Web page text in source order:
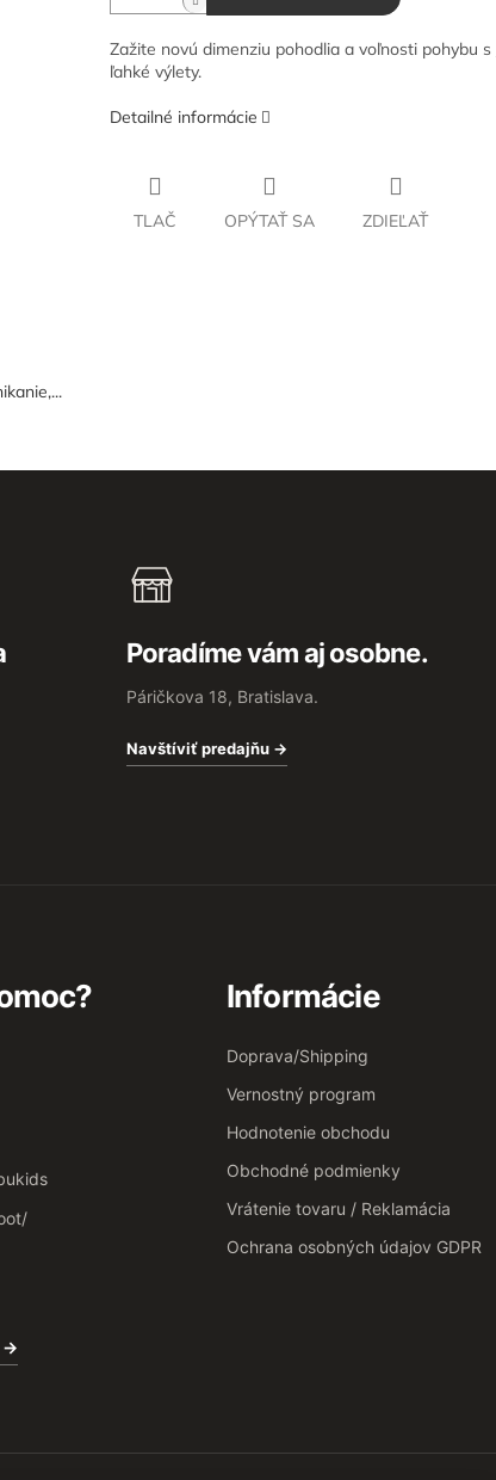
Zažite novú dimenziu pohodlia a voľnosti pohybu s
ľahké výlety.
Detailné informácie
TLAČ OPÝTAŤ SA ZDIEĽAŤ
Poradíme vám aj osobne.
Páričkova 18, Bratislava.
Navštíviť predajňu →
Informácie
Doprava/Shipping
Vernostný program
Hodnotenie obchodu
Obchodné podmienky
Vrátenie tovaru / Reklamácia
Ochrana osobných údajov GDPR